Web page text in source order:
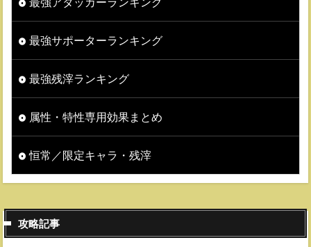
最強サポーターランキング
最強残滓ランキング
属性・特性専用効果まとめ
恒常／限定キャラ・残滓
攻略記事